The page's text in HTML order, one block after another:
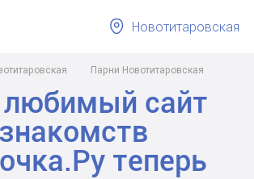
Парни Новотитаровская
Новотитаровская
сайт
знакомств
теперь